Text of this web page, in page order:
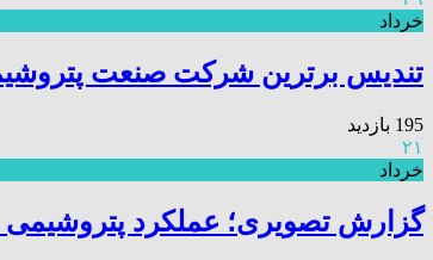
خرداد
تندیس برترین شرکت صنعت
195 بازدید
۲۱
خرداد
گزارش تصویری؛ عملکرد